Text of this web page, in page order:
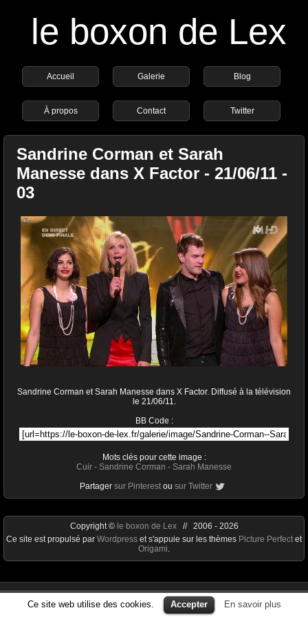
le boxon de Lex
Accueil Galerie Blog
À propos Contact Twitter
Sandrine Corman et Sarah
Manesse dans X Factor - 21/06/11 -
03
Sandrine Corman et Sarah Manesse dans X Factor. Diffusé à la télévision
le 21/06/11.
BB Code :
Mots clés pour cette image :
Cuir - Sandrine Corman - Sarah Manesse
Partager sur Pinterest ou sur Twitter
Ce site web utilise des cookies. Accepter En savoir plus
Copyright © le boxon de Lex// 2006 - 2026
Ce site est propulsé par Wordpress et s'appuie sur les thèmes Picture Perfect et
Origami.